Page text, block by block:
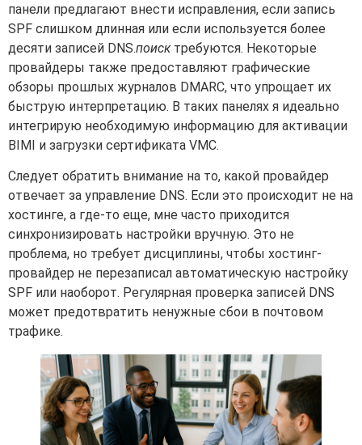
панели предлагают внести исправления, если запись
SPF слишком длинная или если используется более
десяти записей DNS.поисктребуются. Некоторые
провайдеры также предоставляют графические
обзоры прошлых журналов DMARC, что упрощает их
быструю интерпретацию. В таких панелях я идеально
интегрирую необходимую информацию для активации
BIMI и загрузки сертификата VMC.
Следует обратить внимание на то, какой провайдер
отвечает за управление DNS. Если это происходит не на
хостинге, а где-то еще, мне часто приходится
синхронизировать настройки вручную. Это не
проблема, но требует дисциплины, чтобы хостинг-
провайдер не перезаписал автоматическую настройку
SPF или наоборот. Регулярная проверка записей DNS
может предотвратить ненужные сбои в почтовом
трафике.